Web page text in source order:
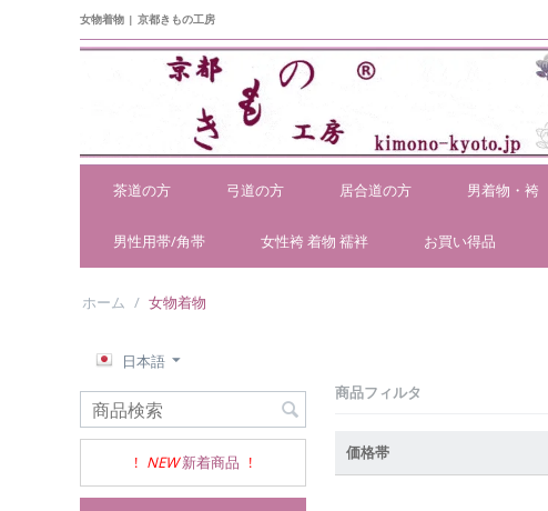
女物着物 | 京都きもの工房
茶道の方 弓道の方 居合道の方 男着物・袴
男性用帯/角帯 女性袴 着物 襦袢 お買い得品
ホーム / 女物着物
日本語
! NEW 新着商品 !
商品フィルタ
価格帯